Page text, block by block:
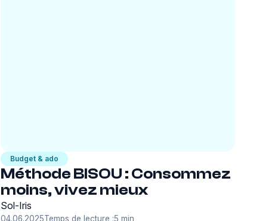
Budget & ado
Méthode BISOU : Consommez
moins, vivez mieux
Sol-Iris
04.06.2025Temps de lecture :5 min